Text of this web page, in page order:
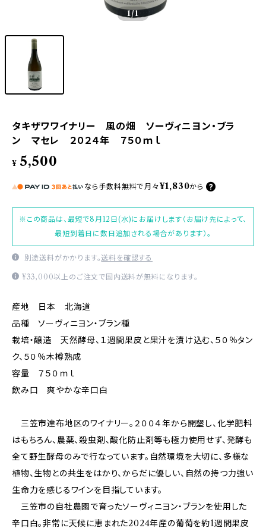
1/1
タキザワワイナリー 風の畑 ソーヴィニヨン・ブラ
ン マセレ ２０２４年 ７５０ｍｌ
¥ 5,500
なら 手数料無料で 月々¥1,830から
※この商品は、最短で8月12日(水)にお届けします（お届け先によって、
最短到着日に数日追加される場合があります）。
別途送料がかかります。送料を確認する
¥33,000以上のご注文で国内送料が無料になります。
産地 日本 北海道
品種 ソーヴィニヨン・ブラン種
栽培・醸造 天然酵母、１週間果皮と果汁を漬け込む、５０％タン
ク、５０％木樽熟成
容量 ７５０ｍｌ
飲み口 爽やかな辛口白
三笠市達布地区のワイナリー。２００４年から開墾し、化学肥料
はもちろん、農薬、殺虫剤、酸化防止剤等も極力使用せず、発酵も
全て野生酵母のみで行なっています。自然環境を大切に、多様な
植物、生物との共生をはかり、からだに優しい、自然の持つ力強い
生命力を感じるワインを目指しています。
三笠市の自社農園で育ったソーヴィニヨン・ブランを使用した
辛口白。非常に天候に恵まれた2024年産の葡萄を約1週間果皮